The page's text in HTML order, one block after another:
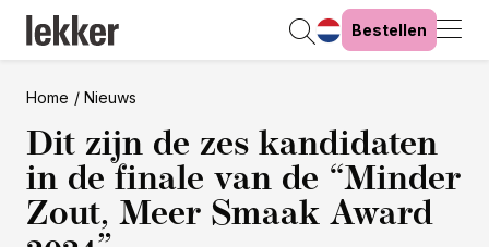
Bestellen
Home Nieuws
Dit zijn de zes kandidaten
in de finale van de “Minder
Zout, Meer Smaak Award